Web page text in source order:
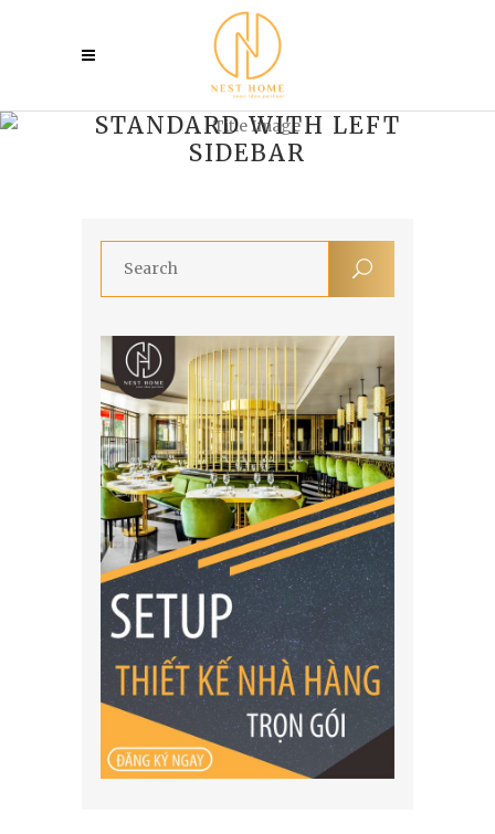
STANDARD WITH LEFT
SIDEBAR